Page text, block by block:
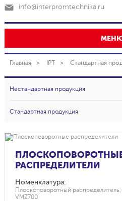
info@interpromtechnika.ru
Главная IPT Стандартная
Нестандартная продукция
Стандартная продукция
РАСПРЕДЕЛИТЕЛИ
Номенклатура:
Плоскоповоротный
VMZ700